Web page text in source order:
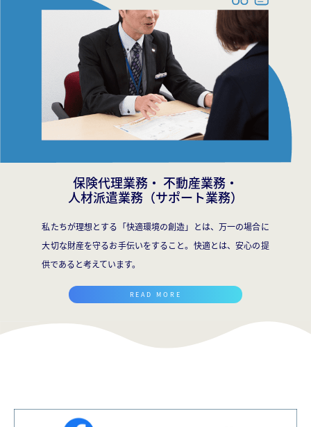
保険代理業務・ 不動産業務・
⼈材派遣業務（サポート業務）
私たちが理想とする「快適環境の創造」とは、万一の場合に
大切な財産を守るお手伝いをすること。快適とは、安心の提
供であると考えています。
READ MORE